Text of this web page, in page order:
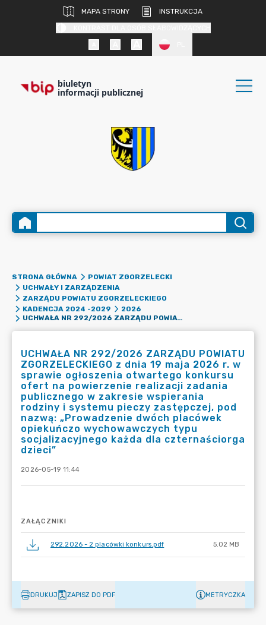
MAPA STRONY
INSTRUKCJA
biuletyn
informacji publicznej
STRONA GŁÓWNA
POWIAT ZGORZELECKI
UCHWAŁY I ZARZĄDZENIA
ZARZĄDU POWIATU ZGORZELECKIEGO
KADENCJA 2024 -2029
2026
UCHWAŁA NR 292/2026 ZARZĄDU POWIATU ZGORZELECKIEGO Z DNIA 19 MAJA 2026 R. W SPRAWIE OGŁOSZENIA OTWARTEGO KONKURSU OFERT NA POWIERZENIE REALIZACJI ZADANIA PUBLICZNEGO W ZAKRESIE WSPIERANIA RODZINY I SYSTEMU PIECZY ZASTĘPCZEJ, POD NAZWĄ: „PROWADZENIE DWÓCH PLACÓWEK OPIEKUŃCZO WYCHOWAWCZYCH TYPU SOCJALIZACYJNEGO KAŻDA DLA CZTERNAŚCIORGA DZIECI”
UCHWAŁA NR 292/2026 ZARZĄDU POWIATU
ZGORZELECKIEGO z dnia 19 maja 2026 r. w
sprawie ogłoszenia otwartego konkursu
ofert na powierzenie realizacji zadania
publicznego w zakresie wspierania
rodziny i systemu pieczy zastępczej, pod
nazwą: „Prowadzenie dwóch placówek
opiekuńczo wychowawczych typu
socjalizacyjnego każda dla czternaściorga
dzieci”
2026-05-19 11:44
ZAŁĄCZNIKI
292.2026 - 2 placówki konkurs.pdf 5.02 MB
DRUKUJ ZAPISZ DO PDF METRYCZKA